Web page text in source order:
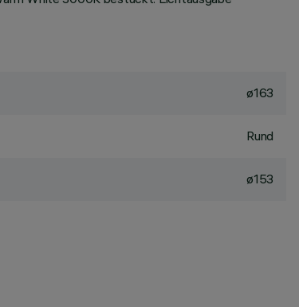
ø163
Rund
ø153